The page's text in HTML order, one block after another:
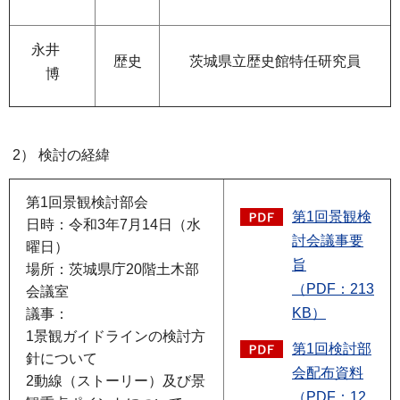
永井
博
歴史 茨城県立歴史館特任研究員
2） 検討の経緯
第1回景観検討部会
日時：令和3年7月14日（水
曜日）
場所：茨城県庁20階土木部
会議室
議事：
1景観ガイドラインの検討方
針について
2動線（ストーリー）及び景
第1回景観検
討会議事要
旨
（PDF：213
KB）
第1回検討部
会配布資料
（PDF：12,